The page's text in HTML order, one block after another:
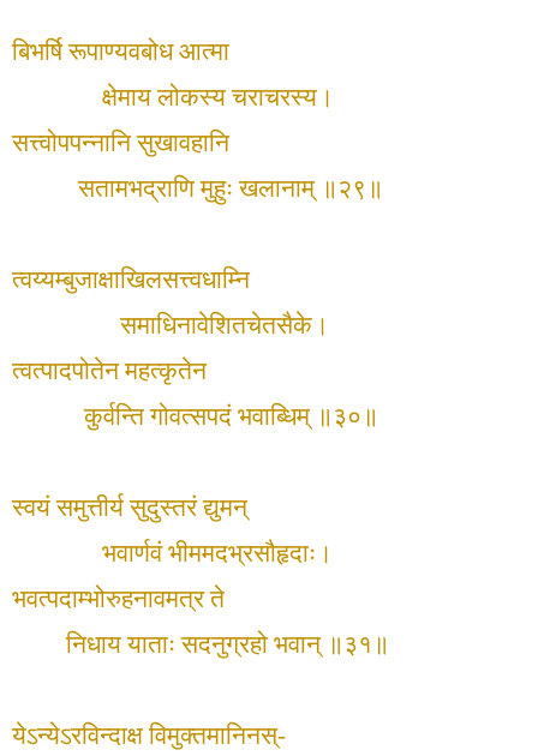
बिभर्षि रूपाण्यवबोध आत्मा
क्षेमाय लोकस्य चराचरस्य।
सत्त्वोपपन्नानि सुखावहानि
सतामभद्राणि मुहुः खलानाम् ॥२९॥
त्वय्यम्बुजाक्षाखिलसत्त्वधाम्नि
समाधिनावेशितचेतसैके।
त्वत्पादपोतेन महत्कृतेन
कुर्वन्ति गोवत्सपदं भवाब्धिम् ॥३०॥
स्वयं समुत्तीर्य सुदुस्तरं द्युमन्
भवार्णवं भीममदभ्रसौहृदाः।
भवत्पदाम्भोरुहनावमत्र ते
निधाय याताः सदनुग्रहो भवान् ॥३१॥
येऽन्येऽरविन्दाक्ष विमुक्तमानिनस्-